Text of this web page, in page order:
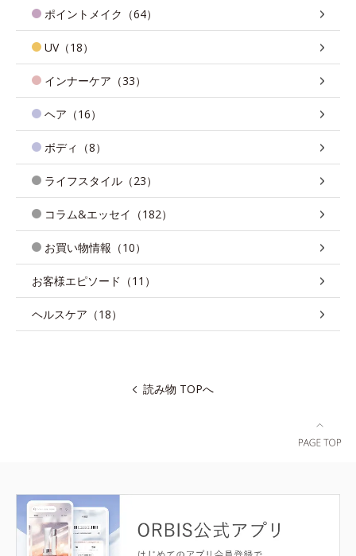
ポイントメイク（64）
UV（18）
インナーケア（33）
ヘア（16）
ボディ（8）
ライフスタイル（23）
コラム&エッセイ（182）
お買い物情報（10）
お客様エピソード（11）
ヘルスケア（18）
読み物 TOPへ